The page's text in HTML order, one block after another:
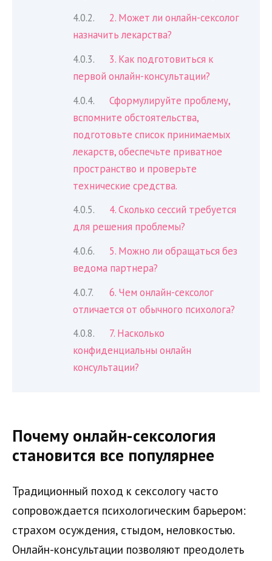
2. Может ли онлайн-сексолог
назначить лекарства?
3. Как подготовиться к
первой онлайн-консультации?
Сформулируйте проблему,
вспомните обстоятельства,
подготовьте список принимаемых
лекарств, обеспечьте приватное
пространство и проверьте
технические средства.
4. Сколько сессий требуется
для решения проблемы?
5. Можно ли обращаться без
ведома партнера?
6. Чем онлайн-сексолог
отличается от обычного психолога?
7. Насколько
конфиденциальны онлайн
консультации?
Почему онлайн-сексология
становится все популярнее
Традиционный поход к сексологу часто
сопровождается психологическим барьером:
страхом осуждения, стыдом, неловкостью.
Онлайн-консультации позволяют преодолеть